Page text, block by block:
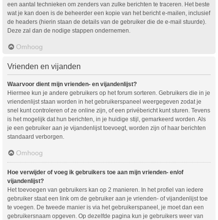
een aantal technieken om zenders van zulke berichten te traceren. Het beste
wat je kan doen is de beheerder een kopie van het bericht e-mailen, inclusief
de headers (hierin staan de details van de gebruiker die de e-mail stuurde).
Deze zal dan de nodige stappen ondernemen.
Omhoog
Vrienden en vijanden
Waarvoor dient mijn vrienden- en vijandenlijst?
Hiermee kun je andere gebruikers op het forum sorteren. Gebruikers die in je
vriendenlijst staan worden in het gebruikerspaneel weergegeven zodat je
snel kunt controleren of ze online zijn, of een privébericht kunt sturen. Tevens
is het mogelijk dat hun berichten, in je huidige stijl, gemarkeerd worden. Als
je een gebruiker aan je vijandenlijst toevoegt, worden zijn of haar berichten
standaard verborgen.
Omhoog
Hoe verwijder of voeg ik gebruikers toe aan mijn vrienden- en/of
vijandenlijst?
Het toevoegen van gebruikers kan op 2 manieren. In het profiel van iedere
gebruiker staat een link om de gebruiker aan je vrienden- of vijandenlijst toe
te voegen. De tweede manier is via het gebruikerspaneel, je moet dan een
gebruikersnaam opgeven. Op dezelfde pagina kun je gebruikers weer van